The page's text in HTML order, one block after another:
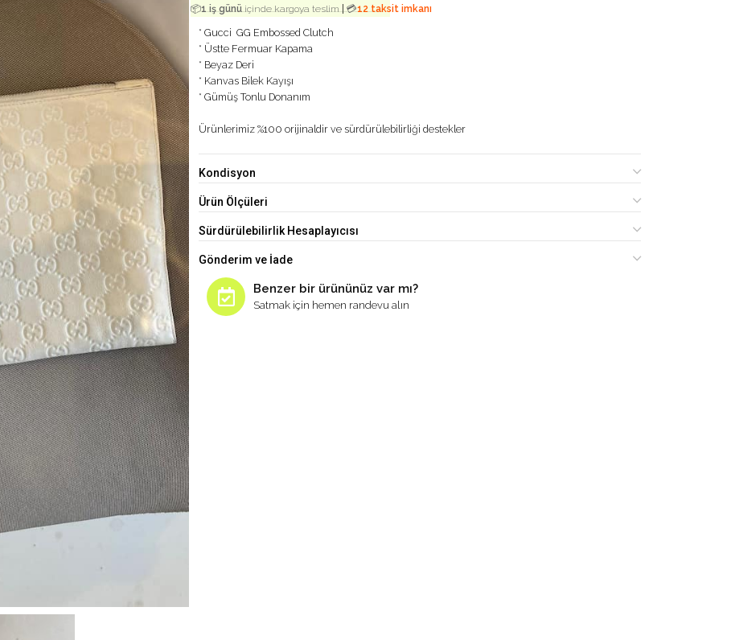
📦1 iş günüiçinde kargoya teslim|💳12 taksit imkanı
* Gucci GG Embossed Clutch
* Üstte Fermuar Kapama
* Beyaz Deri
* Kanvas Bilek Kayışı
* Gümüş Tonlu Donanım
Ürünlerimiz %100 orijinaldir ve sürdürülebilirliği destekler
Kondisyon
Ürün Ölçüleri
Sürdürülebilirlik Hesaplayıcısı
Gönderim ve İade
Benzer bir ürününüz var mı?
Satmak için hemen randevu alın